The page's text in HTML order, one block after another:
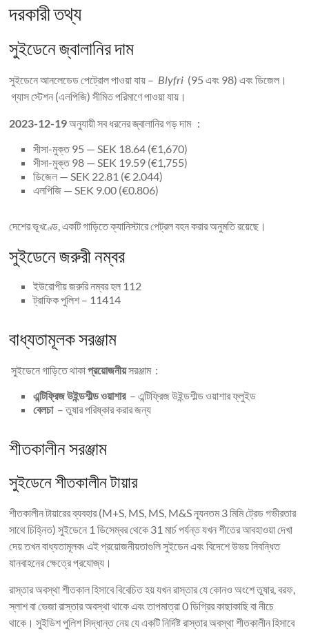
দরকারী তথ্য
সুইডেনে জ্বালানির দাম
সুইডেনে আনলেডেড পেট্রোল পাওয়া যায় – Blyfri (95 এবং 98) এবং ডিজেল।
গ্যাস স্টেশন (এলপিজি) সীমিত পরিমাণে পাওয়া যায়।
2023-12-19অনুযায়ী সব ধরনের জ্বালানির গড় দাম :
সীসা-মুক্ত 95 — SEK 18.64 (€1,670)
সীসা-মুক্ত 98 — SEK 19.59 (€1,755)
ডিজেল — SEK 22.81 (€ 2.044)
এলপিজি — SEK 9.00 (€0.806)
দেশের ভূখণ্ডে, একটি গাড়িতে ক্যানিস্টারে পেট্রল বহন করার অনুমতি রয়েছে।
সুইডেনে জরুরী নম্বর
ইউরোপীয় জরুরি নম্বর হল 112
ট্রাফিক পুলিশ – 11414
বাধ্যতামূলক সরঞ্জাম
সুইডেনে গাড়িতে থাকাপ্রয়োজনীয়সরঞ্জাম :
এন্টিফ্রিজ উইন্ডশীল্ড ওয়াশার– এন্টিফ্রিজ উইন্ডশীল্ড ওয়াশার ফ্লুইড
বেলচা– তুষার পরিষ্কার করার জন্য
শীতকালীন সরঞ্জাম
সুইডেনে শীতকালীন টায়ার
শীতকালীন টায়ারের ব্যবহার (M+S, MS, MS, M&S ন্যূনতম 3 মিমি ট্রেড গভীরতার
সাথে চিহ্নিত) সুইডেনে 1 ডিসেম্বর থেকে 31 মার্চ পর্যন্ত যখন শীতের আবহাওয়া দেখা
দেয় তখন বাধ্যতামূলক৷ এই প্রয়োজনীয়তাগুলি সুইডেন এবং বিদেশে উভয় নিবন্ধিত
যানবাহনের ক্ষেত্রে প্রযোজ্য।
রাস্তার অবস্থা শীতকাল হিসাবে বিবেচিত হয় যখন রাস্তার যে কোনও অংশে তুষার, বরফ,
স্লাশ বা ভেজা রাস্তার অবস্থা থাকে এবং তাপমাত্রা 0 ডিগ্রির কাছাকাছি বা নীচে
থাকে। সুইডিশ পুলিশ সিদ্ধান্ত নেয় যে একটি নির্দিষ্ট রাস্তার অবস্থা শীতকালীন হিসাবে